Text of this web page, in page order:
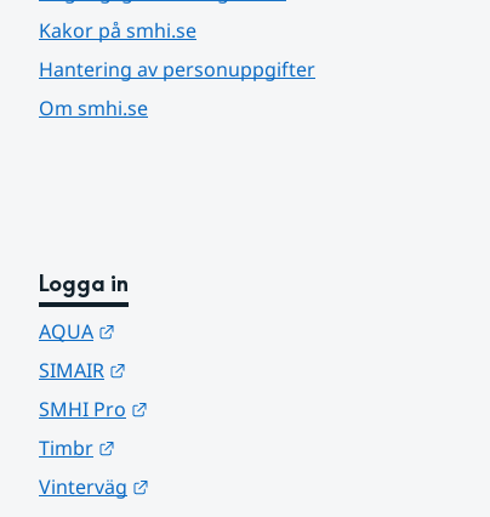
Kakor på smhi.se
Hantering av personuppgifter
Om smhi.se
Logga in
AQUA
SIMAIR
SMHI Pro
Timbr
Vinterväg